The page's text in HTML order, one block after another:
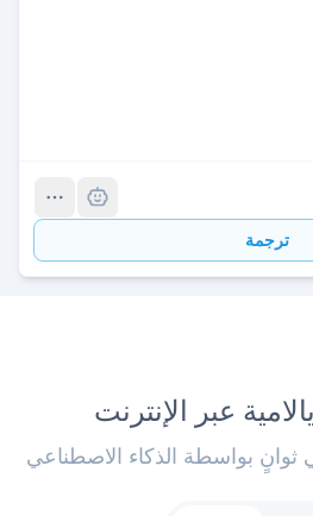
ترجمة
عبر الإنترنت
ثوانٍ بواسطة الذكاء الاصطناعي